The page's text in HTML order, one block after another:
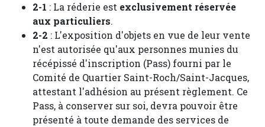
2-1 : La réderie est exclusivement réservée
aux particuliers.
2-2 : L'exposition d'objets en vue de leur vente
n'est autorisée qu'aux personnes munies du
récépissé d'inscription (Pass) fourni par le
Comité de Quartier Saint-Roch/Saint-Jacques,
attestant l'adhésion au présent règlement. Ce
Pass, à conserver sur soi, devra pouvoir être
présenté à toute demande des services de